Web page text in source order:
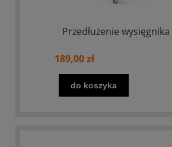
Przedłużenie wysięgnika
189,00 zł
do koszyka